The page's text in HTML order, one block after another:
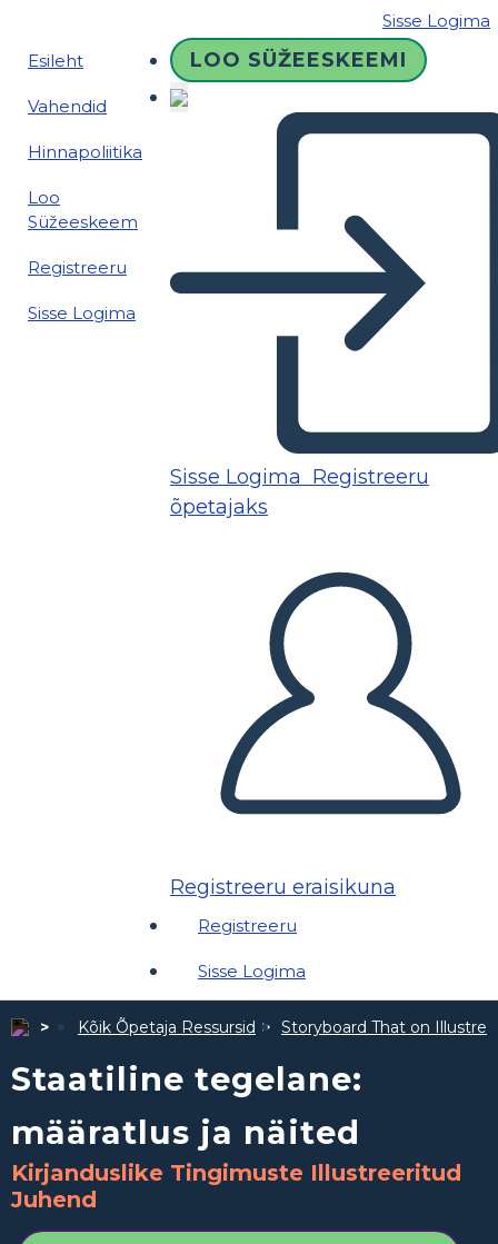
Sisse Logima
Esileht
Vahendid
Hinnapoliitika
Loo
Süžeeskeem
Registreeru
Sisse Logima
LOO SÜŽEESKEEMI
Sisse Logima Registreeru
õpetajaks
Registreeru eraisikuna
Registreeru
Sisse Logima
Kõik Õpetaja Ressursid Storyboard That on
Staatiline tegelane:
määratlus ja näited
Kirjanduslike Tingimuste Illustreeritud
Juhend